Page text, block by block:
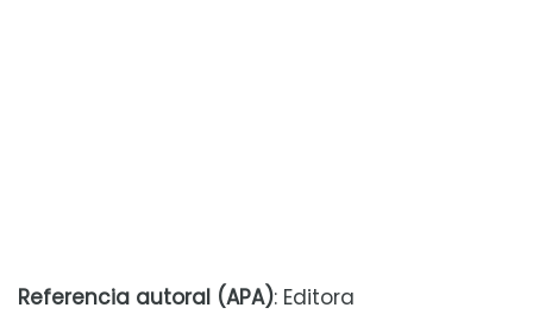
Referencia autoral (APA): Editora